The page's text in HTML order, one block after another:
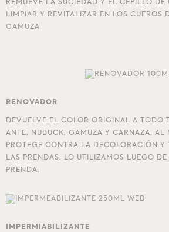
REMUEVE LA SUCIEDAD Y EL CEPILLO DE
LIMPIAR Y REVITALIZAR EN LOS CUEROS
GAMUZA
RENOVADOR
DEVUELVE EL COLOR ORIGINAL A TODO
ANTE, NUBUCK, GAMUZA Y CARNAZA, AL
PROTEGE CONTRA LA DECOLORACIÓN Y
LAS PRENDAS. LO UTILIZAMOS LUEGO
PRENDA.
IMPERMIABILIZANTE